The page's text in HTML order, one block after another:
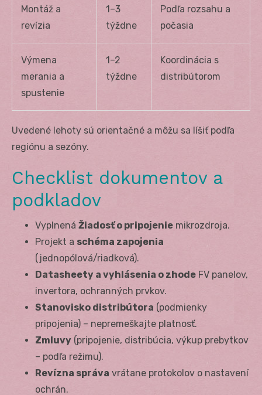
Montáž a
revízia
1–3
týždne
Podľa rozsahu a
počasia
Výmena
merania a
spustenie
1–2
týždne
Koordinácia s
distribútorom
Uvedené lehoty sú orientačné a môžu sa líšiť podľa
regiónu a sezóny.
Checklist dokumentov a
podkladov
Vyplnená Žiadosť o pripojenie mikrozdroja.
Projekt a schéma zapojenia
(jednopólová/riadková).
Datasheety a vyhlásenia o zhode FV panelov,
invertora, ochranných prvkov.
Stanovisko distribútora (podmienky
pripojenia) – nepremeškajte platnosť.
Zmluvy (pripojenie, distribúcia, výkup prebytkov
– podľa režimu).
Revízna správa vrátane protokolov o nastavení
ochrán.